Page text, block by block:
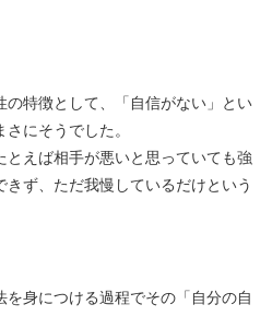
の特徴として、「自信がない」とい
にそうでした。
えば相手が悪いと思っていても強
きず、ただ我慢しているだけという
を身につける過程でその「自分の自